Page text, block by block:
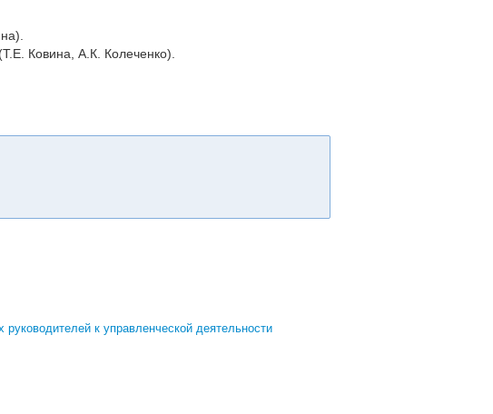
Ковина, А.К. Колеченко).
к управленческой деятельности